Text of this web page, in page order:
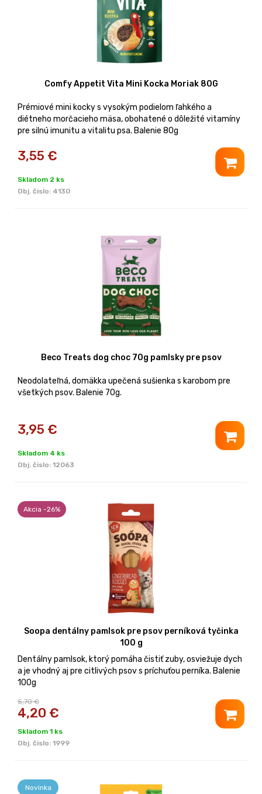
Comfy Appetit Vita Mini Kocka Moriak 80G
Prémiové mini kocky s vysokým podielom ľahkého a
diétneho morčacieho mäsa, obohatené o dôležité vitamíny
pre silnú imunitu a vitalitu psa. Balenie 80g
3,55 €
Skladom 2 ks
Obj. čislo: 4130
Beco Treats dog choc 70g pamlsky pre psov
Neodolateľná, domäkka upečená sušienka s karobom pre
všetkých psov. Balenie 70g.
3,95 €
Skladom 4 ks
Obj. čislo: 12063
Akcia -26%
Soopa dentálny pamlsok pre psov perníková tyčinka
100 g
Dentálny pamlsok, ktorý pomáha čistiť zuby, osviežuje dych
a je vhodný aj pre citlivých psov s príchuťou perníka. Balenie
100g
5,70 €
4,20 €
Skladom 1 ks
Obj. čislo: 1999
Novinka